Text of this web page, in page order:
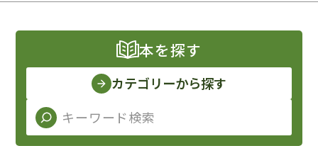
本を探す
カテゴリーから探す